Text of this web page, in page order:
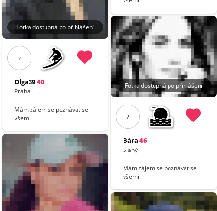
Fotka dostupná po přihlášení
?
Olga3940
Praha
Mám zájem se poznávat se
všemi
Fotka dostupná po přihlášení
?
Bára 46
Slaný
Mám zájem se poznávat se
všemi